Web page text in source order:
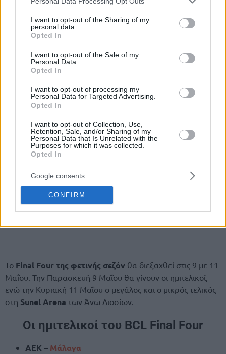
not limited to your visit or usage behaviour. You may click to
grant or deny consent to Google and its third-party tags to
use your data for below specified purposes in below Google
consent section.
I want to opt-out of the Sharing of my
personal data.
Opted In
I want to opt-out of the Sale of my
Personal Data.
Opted In
I want to opt-out of processing my
Personal Data for Targeted Advertising.
Opted In
I want to opt-out of Collection, Use,
Retention, Sale, and/or Sharing of my
Personal Data that Is Unrelated with the
Purposes for which it was collected.
Opted In
Google consents
CONFIRM
Το Final Four της φετινής σεζόν θα διεξαχθεί στις 9 με 11
Μαΐου. Την Παρασκευή 9 Μαΐου θα γίνουν οι ημιτελικοί,
ενώ την Κυριακή 11 Μαΐου ο μεγάλος και ο μικρός τελικός
στη Sunel Arena των Άνω Λιοσίων.
Οι ημιτελικοί του BCL Final Four
ΑΕΚ – Μάλαγα